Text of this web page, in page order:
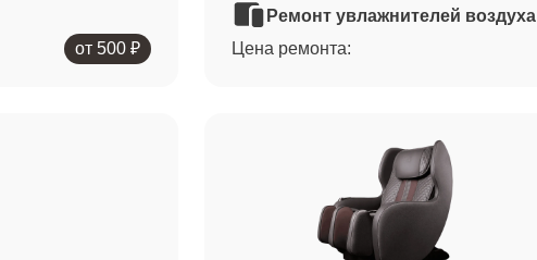
от 500 ₽
Ремонт увлажнителей воздуха
Цена ремонта: